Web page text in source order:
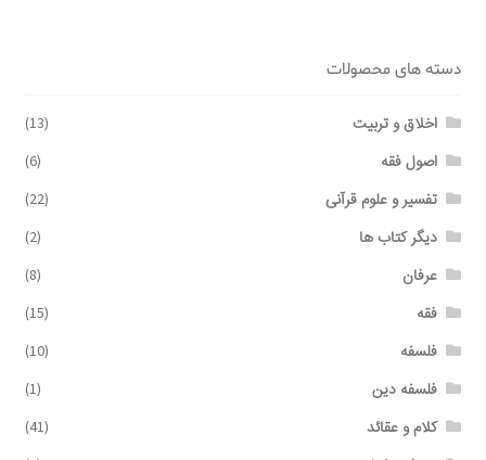
دسته های محصولات
اخلاق و تربیت (13)
اصول فقه (6)
تفسیر و علوم قرآنی (22)
دیگر کتاب ها (2)
عرفان (8)
فقه (15)
فلسفه (10)
فلسفه دین (1)
کلام و عقائد (41)